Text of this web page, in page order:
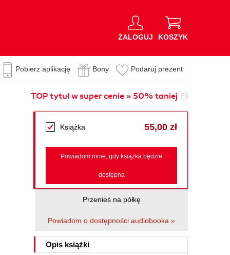
ZALOGUJ KOSZYK
Pobierz aplikację Bony Podaruj prezent
TOP tytuł w super cenie » 50% taniej
Książka 55,00 zł
Powiadom mnie, gdy książka będzie
dostępna
Przenieś na półkę
Powiadom o dostępności audiobooka »
Opis książki